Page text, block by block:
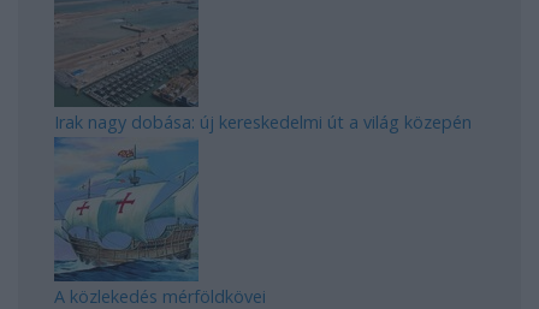
Irak nagy dobása: új kereskedelmi út a világ közepén
A közlekedés mérföldkövei